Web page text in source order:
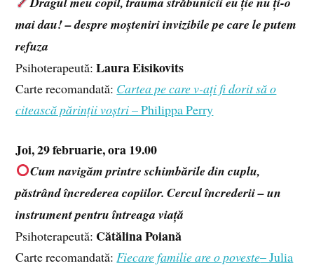
mai dau! – despre moșteniri invizibile pe care le putem
refuza
Psihoterapeută:Laura Eisikovits
Carte recomandată: Cartea pe care v-ați fi dorit să o
citească părinții voștri– Philippa Perry
Joi, 29 februarie, ora 19.00
Cum navigăm printre schimbările din cuplu,
păstrând încrederea copiilor. Cercul încrederii – un
instrument pentru întreaga viață
Psihoterapeută: Cătălina Poiană
Carte recomandată: Fiecare familie are o poveste– Julia